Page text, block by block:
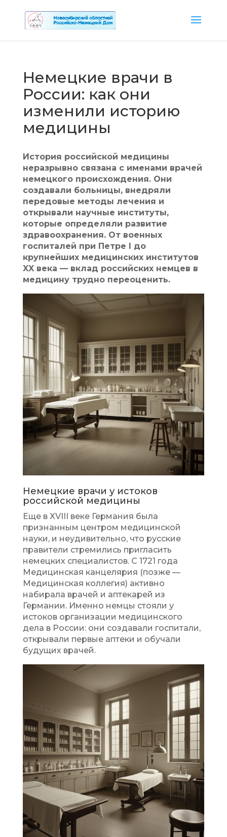
Немецкие врачи в
России: как они
изменили историю
медицины
История российской медицины
неразрывно связана с именами врачей
немецкого происхождения. Они
создавали больницы, внедряли
передовые методы лечения и
открывали научные институты,
которые определяли развитие
здравоохранения. От военных
госпиталей при Петре I до
крупнейших медицинских институтов
XX века — вклад российских немцев в
медицину трудно переоценить.
Немецкие врачи у истоков
российской медицины
Еще в XVIII веке Германия была
признанным центром медицинской
науки, и неудивительно, что русские
правители стремились пригласить
немецких специалистов. С 1721 года
Медицинская канцелярия (позже —
Медицинская коллегия) активно
набирала врачей и аптекарей из
Германии. Именно немцы стояли у
истоков организации медицинского
дела в России: они создавали госпитали,
открывали первые аптеки и обучали
будущих врачей.